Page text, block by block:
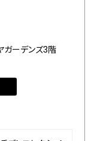
ーデンズ3階